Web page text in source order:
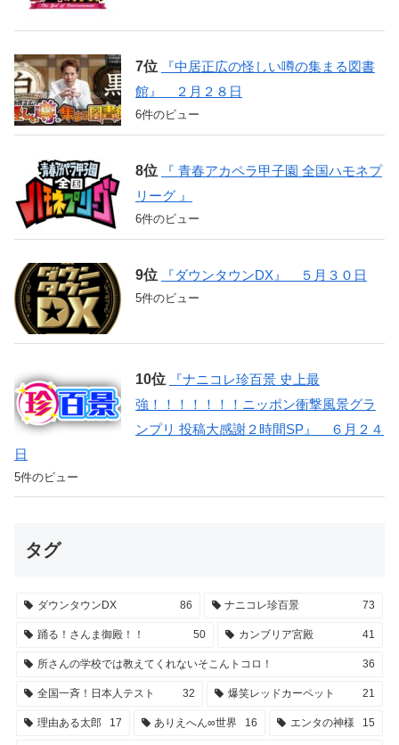
『中居正広の怪しい噂の集まる図書
館』 ２月２８日
6件のビュー
『 青春アカペラ甲子園 全国ハモネプ
リーグ 』
6件のビュー
『ダウンタウンDX』 ５月３０日
5件のビュー
『ナニコレ珍百景 史上最
強！！！！！！！ニッポン衝撃風景グラ
ンプリ 投稿大感謝２時間SP』 ６月２４
日
5件のビュー
タグ
ダウンタウンDX 86 ナニコレ珍百景 73
踊る！さんま御殿！！ 50 カンブリア宮殿 41
所さんの学校では教えてくれないそこんトコロ！ 36
全国一斉！日本人テスト 32 爆笑レッドカーペット 21
理由ある太郎 17 ありえへん∞世界 16 エンタの神様 15